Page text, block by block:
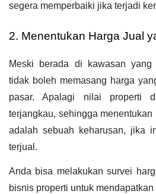
segera memperbaiki jika terjadi
2. Menentukan Harga Jual
Meski berada di kawasan yang
tidak boleh memasang harga
pasar. Apalagi nilai properti
terjangkau, sehingga
adalah sebuah keharusan, jika
terjual.
Anda bisa melakukan survei
bisnis properti untuk